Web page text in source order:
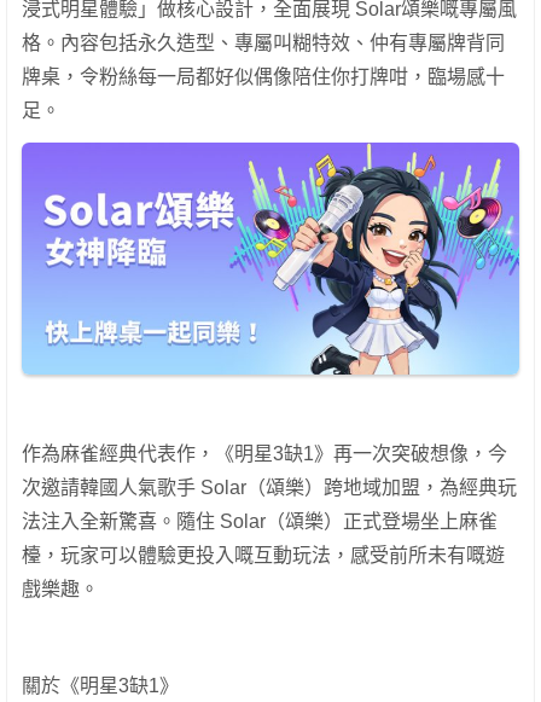
浸式明星體驗」做核心設計，全面展現 Solar頌樂嘅專屬風
格。內容包括永久造型、專屬叫糊特效、仲有專屬牌背同
牌桌，令粉絲每一局都好似偶像陪住你打牌咁，臨場感十
足。
作為麻雀經典代表作，《明星3缺1》再一次突破想像，今
次邀請韓國人氣歌手 Solar（頌樂）跨地域加盟，為經典玩
法注入全新驚喜。隨住 Solar（頌樂）正式登場坐上麻雀
檯，玩家可以體驗更投入嘅互動玩法，感受前所未有嘅遊
戲樂趣。
關於《明星3缺1》